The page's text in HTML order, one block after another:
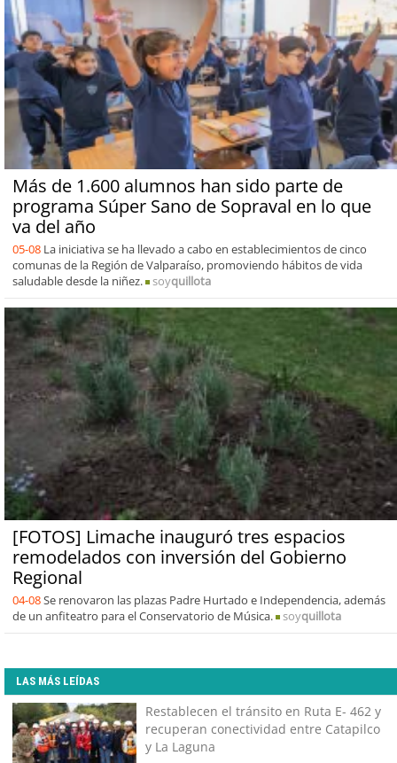
Más de 1.600 alumnos han sido parte de
programa Súper Sano de Sopraval en lo que
va del año
05-08 La iniciativa se ha llevado a cabo en establecimientos de cinco
comunas de la Región de Valparaíso, promoviendo hábitos de vida
saludable desde la niñez.
soyquillota
[FOTOS] Limache inauguró tres espacios
remodelados con inversión del Gobierno
Regional
04-08Se renovaron las plazas Padre Hurtado e Independencia, además
de un anfiteatro para el Conservatorio de Música.
soyquillota
LAS MÁS LEÍDAS
Restablecen el tránsito en Ruta E- 462 y
recuperan conectividad entre Catapilco
y La Laguna